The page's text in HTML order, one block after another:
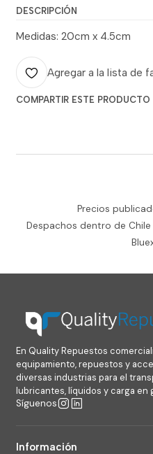
DESCRIPCIÓN
Medidas: 20cm x 4.5cm
Agregar a la lista de
COMPARTIR ESTE PRODUCTO
Precios
Despachos dentro de
En Quality Repuestos
equipamiento, repuestos y
diversas industrias para el
lubricantes, líquidos y carga en
Síguenos
Información